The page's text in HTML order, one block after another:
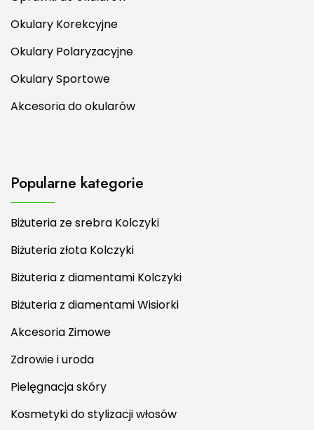
Okulary Korekcyjne
Okulary Polaryzacyjne
Okulary Sportowe
Akcesoria do okularów
Popularne kategorie
Biżuteria ze srebra Kolczyki
Biżuteria złota Kolczyki
Biżuteria z diamentami Kolczyki
Biżuteria z diamentami Wisiorki
Akcesoria Zimowe
Zdrowie i uroda
Pielęgnacja skóry
Kosmetyki do stylizacji włosów